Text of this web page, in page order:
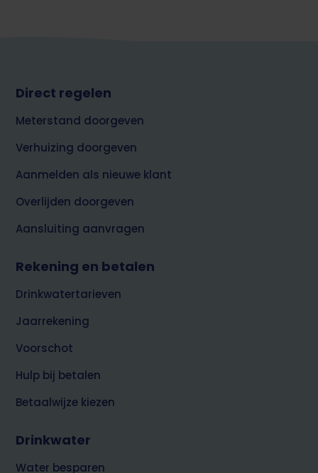
Footer
Direct regelen
Meterstand doorgeven
Verhuizing doorgeven
Aanmelden als nieuwe klant
Overlijden doorgeven
Aansluiting aanvragen
Rekening en betalen
Drinkwatertarieven
Jaarrekening
Voorschot
Hulp bij betalen
Betaalwijze kiezen
Drinkwater
Water besparen